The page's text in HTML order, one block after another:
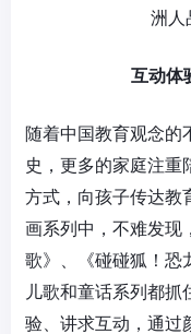
互动体
随着中国教育观念的
史，更多的家庭注重
方式，向孩子传达教
画系列中，不难发现
歌》、《碰碰狐 ！
儿歌和童话系列 都抓
验、讲求互动，通过